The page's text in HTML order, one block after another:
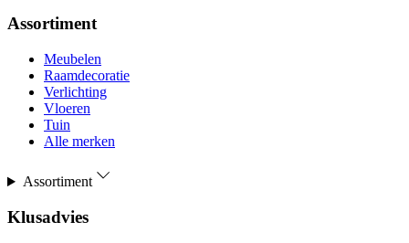
Assortiment
Meubelen
Raamdecoratie
Verlichting
Vloeren
Tuin
Alle merken
Assortiment
Klusadvies